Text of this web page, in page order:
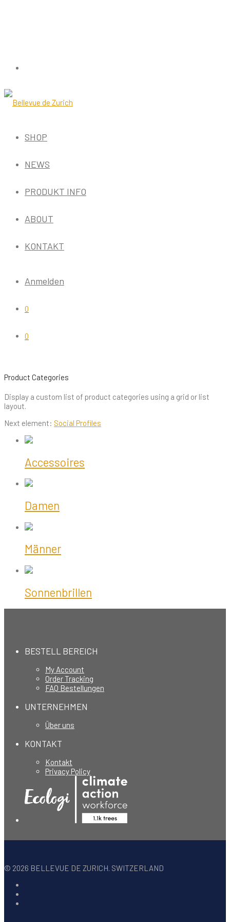
SHOP
NEWS
PRODUKT INFO
ABOUT
KONTAKT
Anmelden
0
0
Product Categories
Display a custom list of product categories using a grid or list
layout.
Next element: Social Profiles
Accessoires
Damen
Männer
Sonnenbrillen
BESTELL BEREICH
My Account
Order Tracking
FAQ Bestellungen
UNTERNEHMEN
Über uns
KONTAKT
Kontakt
Privacy Policy
© 2026 BELLEVUE DE ZURICH. SWITZERLAND